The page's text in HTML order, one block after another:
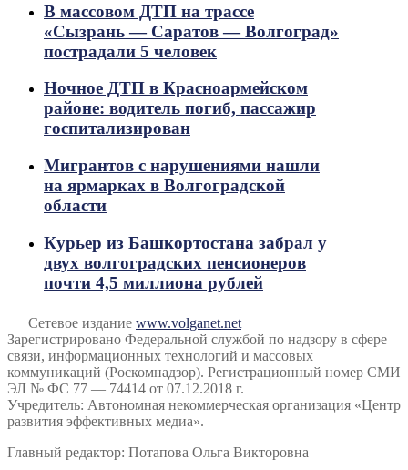
В массовом ДТП на трассе
«Сызрань — Саратов — Волгоград»
пострадали 5 человек
Ночное ДТП в Красноармейском
районе: водитель погиб, пассажир
госпитализирован
Мигрантов с нарушениями нашли
на ярмарках в Волгоградской
области
Курьер из Башкортостана забрал у
двух волгоградских пенсионеров
почти 4,5 миллиона рублей
Сетевое издание www.volganet.net
Зарегистрировано Федеральной службой по надзору в сфере
связи, информационных технологий и массовых
коммуникаций (Роскомнадзор). Регистрационный номер СМИ
ЭЛ № ФС 77 — 74414 от 07.12.2018 г.
Учредитель: Автономная некоммерческая организация «Центр
развития эффективных медиа».
Главный редактор: Потапова Ольга Викторовна